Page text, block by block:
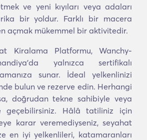
ve yeni kıyıları veya adaları
bir yoldur. Farklı bir macera
açmak mükemmel bir aktivitedir.
Kiralama Platformu, Wanchy-
yalnızca sertifikalı
sunar. İdeal yelkenlinizi
bulun ve rezerve edin. Herhangi
doğrudan tekne sahibiyle veya
geçebilirsiniz. Hâlâ tatiliniz için
karar veremediyseniz, seyahat
en iyi yelkenlileri, katamaranları